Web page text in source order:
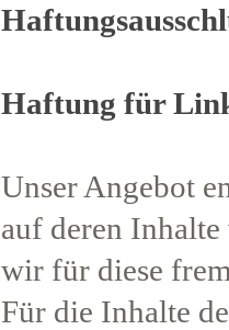
Haftung für
Unser Angebot
auf deren
wir für diese
Für die Inhalte